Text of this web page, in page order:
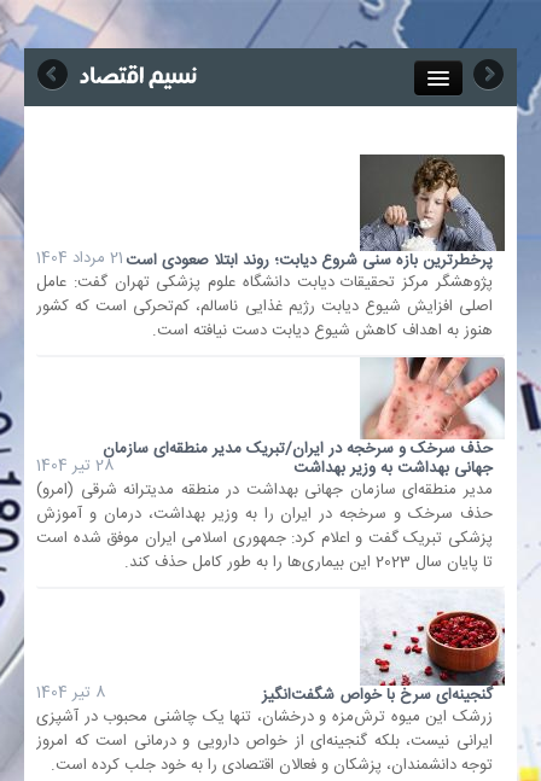
جذب خبرنگار
آگهی استخدام
پیوند‌ها
صنعت معدن و تجارت
بیمه و بورس
اقتصاد
پرخطرترین بازه‌ سنی شروع دیابت؛ روند ابتلا صعودی است21 مرداد 1404
پژوهشگر مرکز تحقیقات دیابت دانشگاه علوم پزشکی تهران گفت: عامل
اصلی افزایش شیوع دیابت رژیم غذایی ناسالم، کم‌تحرکی است که کشور
هنوز به اهداف کاهش شیوع دیابت دست نیافته است.
حذف سرخک و سرخجه در ایران/تبریک مدیر منطقه‌ای سازمان
جهانی بهداشت به وزیر بهداشت
28 تیر 1404
مدیر منطقه‌ای سازمان جهانی بهداشت در منطقه مدیترانه شرقی (امرو)
حذف سرخک و سرخجه در ایران را به وزیر بهداشت، درمان و آموزش
پزشکی تبریک گفت و اعلام کرد:‌ جمهوری اسلامی ایران موفق شده است
تا پایان سال 2023 این بیماری‌ها را به طور کامل حذف کند.
گنجینه‌ای سرخ با خواص شگفت‌انگیز
8 تیر 1404
زرشک این میوه‌ ترش‌مزه و درخشان، تنها یک چاشنی محبوب در آشپزی
ایرانی نیست، بلکه گنجینه‌ای از خواص دارویی و درمانی است که امروز
توجه دانشمندان، پزشکان و فعالان اقتصادی را به خود جلب کرده است.